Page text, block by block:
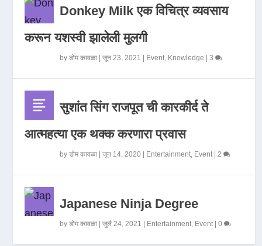
Donkey Milk एक विचित्र व्यवसाय
करून यशस्वी झालेली मुलगी
byडोम कावळा |जून 23, 2021 Event, Knowledge |3
सुशांत सिंग राजपूत ची कारकीर्द ते
आत्महत्या एक थक्क करणारा प्रवास
byडोम कावळा |जून 14, 2020 Entertainment, Event|2
Japanese Ninja Degree
byडोम कावळा |जुलै 24, 2021 Entertainment, Event|0